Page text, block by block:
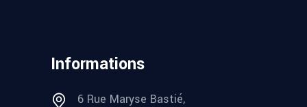
Informations
6 Rue Maryse Bastié,